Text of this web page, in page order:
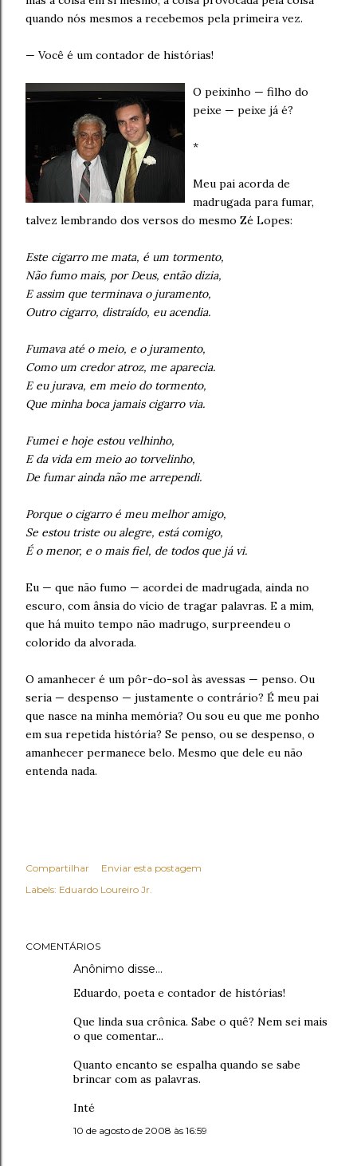
quando nós mesmos a recebemos pela primeira vez.
— Você é um contador de histórias!
O peixinho — filho do
peixe — peixe já é?
*
Meu pai acorda de
madrugada para fumar,
talvez lembrando dos versos do mesmo Zé Lopes:
Este cigarro me mata, é um tormento,
Não fumo mais, por Deus, então dizia,
E assim que terminava o juramento,
Outro cigarro, distraído, eu acendia.
Fumava até o meio, e o juramento,
Como um credor atroz, me aparecia.
E eu jurava, em meio do tormento,
Que minha boca jamais cigarro via.
Fumei e hoje estou velhinho,
E da vida em meio ao torvelinho,
De fumar ainda não me arrependi.
Porque o cigarro é meu melhor amigo,
Se estou triste ou alegre, está comigo,
É o menor, e o mais fiel, de todos que já vi.
Eu — que não fumo — acordei de madrugada, ainda no
escuro, com ânsia do vício de tragar palavras. E a mim,
que há muito tempo não madrugo, surpreendeu o
colorido da alvorada.
O amanhecer é um pôr-do-sol às avessas — penso. Ou
seria — despenso — justamente o contrário? É meu pai
que nasce na minha memória? Ou sou eu que me ponho
em sua repetida história? Se penso, ou se despenso, o
amanhecer permanece belo. Mesmo que dele eu não
entenda nada.
Compartilhar
Enviar esta postagem
Labels: Eduardo Loureiro Jr.
COMENTÁRIOS
Anônimo disse…
Eduardo, poeta e contador de histórias!
Que linda sua crônica. Sabe o quê? Nem sei mais
o que comentar...
Quanto encanto se espalha quando se sabe
brincar com as palavras.
Inté
10 de agosto de 2008 às 16:59